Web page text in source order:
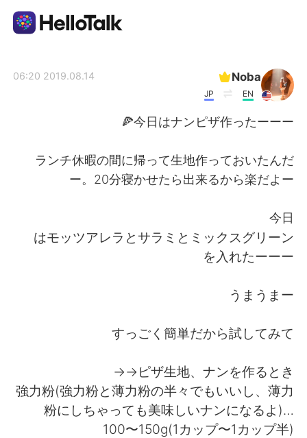
繁體中文 Español
Italiano
Türkçe Tiếng Việt
Noba
EN
JP
2019.08.14 06:20
今日はナンピザ作ったーーー🍕
ランチ休暇の間に帰って生地作っておいたんだ
ー。20分寝かせたら出来るから楽だよー
今日
はモッツアレラとサラミとミックスグリーン
を入れたーーー
うまうまー
すっごく簡単だから試してみて
ピザ生地、ナンを作るとき→→
強力粉(強力粉と薄力粉の半々でもいいし、薄力
粉にしちゃっても美味しいナンになるよ)…
100〜150g(1カップ〜1カップ半)